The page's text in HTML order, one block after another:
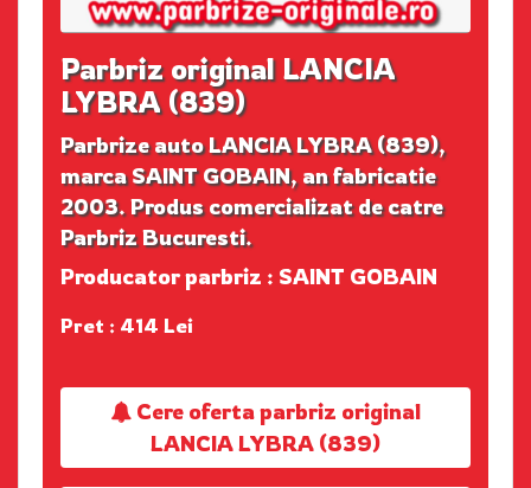
Parbriz original LANCIA
LYBRA (839)
Parbrize auto LANCIA LYBRA (839),
marca SAINT GOBAIN, an fabricatie
2003. Produs comercializat de catre
Parbriz Bucuresti.
Producator parbriz : SAINT GOBAIN
Pret : 414 Lei
Cere oferta parbriz original
LANCIA LYBRA (839)